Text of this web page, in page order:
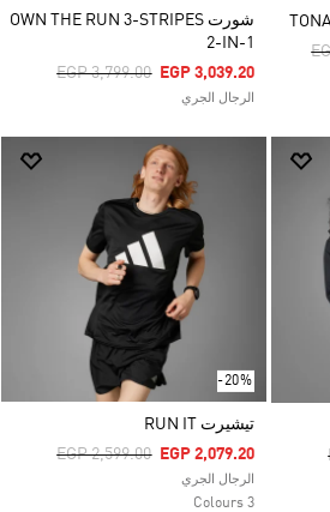
شورت OWN THE RUN 3-STRIPES
2-IN-1
Price Reduced From
EGP 3,799.00ToEGP 3,039.20
الرجال الجري
-20%
تيشيرت RUN IT
Price Reduced From
EGP 2,599.00ToEGP 2,079.20
الرجال الجري
3 Colours